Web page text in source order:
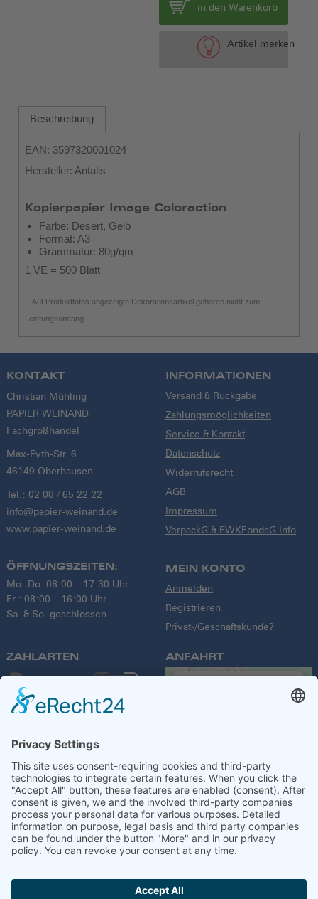
in den Warenkorb
Artikel merken
Beschreibung
EAN: 3597320001024
Hersteller: Antalis
Kopierpapier Image Coloraction
Farbe: Desert, Gelb
Format: A3
Grammatur: 80g/qm
1 VE = 500 Blatt
-- Auf Produktfotos angezeigte Dekorationsartikel gehören nicht zum
Leistungsumfang. --
KONTAKT
Christian Mühling
PAPIER WEINAND
Fachgroßhandel
Max-Eyth-Str. 6
46149 Oberhausen
Tel.: 02 08 / 65 22 22
info@papier-weinand.de
www.papier-weinand.de
ÖFFNUNGSZEITEN:
Mo.-Do. 08:00 – 17:30 Uhr
Fr.: 08:00 – 16:00 Uhr
Sa. & So. geschlossen
INFORMATIONEN
Versand & Rückgabe
Zahlungsmöglichkeiten
Service & Kontakt
Datenschutz
Widerrufsrecht
AGB
Impressum
VerpackG & EWKFondsG Info
MEIN KONTO
Anmelden
Registrieren
Privat-/Geschäftskunde?
ZAHLARTEN
VERSANDPARTNER
ANFAHRT
We use a third party
service to embed
map content that
may collect data
about your activity.
Please review the